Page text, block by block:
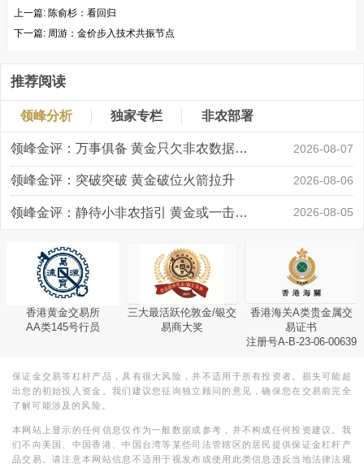
上一篇: 陈俞杉：看回归
下一篇: 周游：金价步入技术共振节点
推荐阅读
领峰分析 独家专栏 非农部署
领峰金评：万事俱备 黄金只欠非农数据“东风” 2026-08-07
领峰金评：突破突破 黄金破位火箭拉升 2026-08-06
领峰金评：静待小非农指引 黄金或一击破局 2026-08-05
香港黄金交易所
AA类145号行员
三大最活跃伦敦金/银交
易商大奖
香港海关A类贵金属交
易证书
注册号A-B-23-06-00639
保证金交易等杠杆产品，具有很大风险，并不适用于所有投资者。损失可能超
出您的初始投入资金。我们建议您征询独立顾问的意见，确保您在交易前完全
了解可能涉及的风险。
本网站上显示的任何信息仅作为一般数据或参考，并不构成任何投资建议。我
们不向美国、中国香港、中国台湾等某些司法管辖区的居民提供保证金杠杆产
品交易。请注意本网站信息不适用于视发布或使用此类信息违反当地法律法规